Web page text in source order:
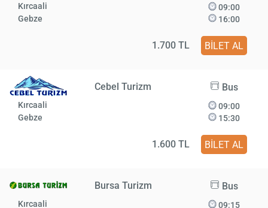
Kırcaali
Gebze
09:00
16:00
1.700 TL BİLET AL
Cebel Turizm Bus
Kırcaali
Gebze
09:00
15:30
1.600 TL BİLET AL
Bursa Turizm Bus
Kırcaali
09:15